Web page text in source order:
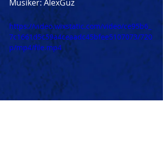
Musiker: AlexGuz
https://video.wixstatic.com/video/ce95b6_
7c1661d5c59a4ceaadc45bfee5107073/720
p/mp4/file.mp4